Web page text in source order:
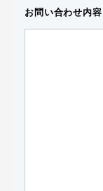
お問い合わせ内容